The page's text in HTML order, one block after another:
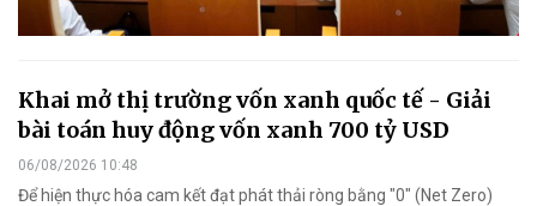
Khai mở thị trường vốn xanh quốc tế - Giải
bài toán huy động vốn xanh 700 tỷ USD
06/08/2026 10:48
Để hiện thực hóa cam kết đạt phát thải ròng bằng "0" (Net Zero)